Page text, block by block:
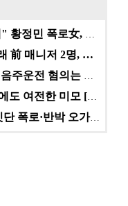
前 매니저 2명, …
황정민 사생활 논란의 쟁점…잇단 폭로·반박 오가는 소모…